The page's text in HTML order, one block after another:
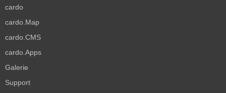
cardo
cardo.Map
cardo.CMS
cardo.Apps
Galerie
Support